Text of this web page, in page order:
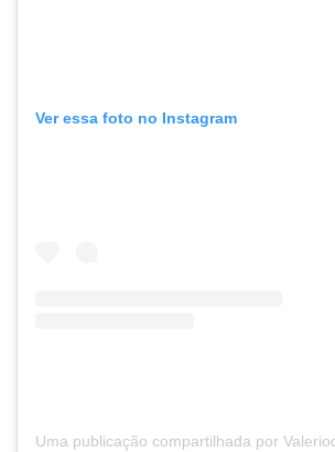
Ver essa foto no Instagram